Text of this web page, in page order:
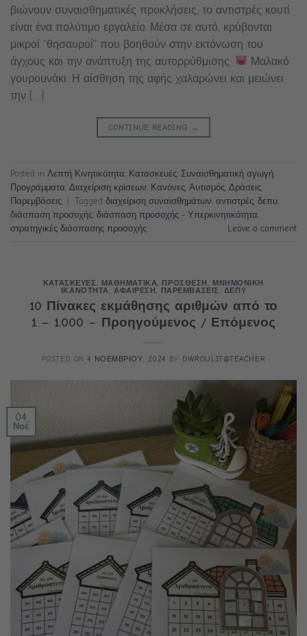
βιώνουν συναισθηματικές προκλήσεις, το αντιστρές κουτί
είναι ένα πολύτιμο εργαλείο. Μέσα σε αυτό, κρύβονται
μικροί “θησαυροί” που βοηθούν στην εκτόνωση του
άγχους και την ανάπτυξη της αυτορρύθμισης:
Μαλακό
γουρουνάκι: Η αίσθηση της αφής χαλαρώνει και μειώνει
την […]
CONTINUE READING →
Posted in Λεπτή Κινητικότητα Κατασκευές Συναισθηματική αγωγή
Προγράμματα Διαχείριση κρίσεων Κανόνες Αυτισμός Δράσεις
Παρεμβάσεις
Tagged διαχείριση συναισθημάτων αντιστρές δεπυ
διάσπαση προσοχής διάσπαση προσοχής - Υπερκινητικότητα
στρατηγικές διάσπασης προσοχής
Leave a comment
ΚΑΤΑΣΚΕΥΕΣ, ΜΑΘΗΜΑΤΙΚΑ, ΠΡΟΣΘΕΣΗ, ΜΝΗΜΟΝΙΚΗ
ΙΚΑΝΟΤΗΤΑ, ΑΦΑΙΡΕΣΗ, ΠΑΡΕΜΒΑΣΕΙΣ, ΔΕΠΥ
10 Πίνακες εκμάθησης αριθμών από το
1 – 1.000 – Προηγούμενος / Επόμενος
POSTED ON4 ΝΟΕΜΒΡΙΟΥ, 2024 BY DWROULIT@TEACHER
04
Νοέ